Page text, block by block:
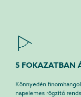
5 FOKAZATBAN
Könnyedén
napelemes rögzítő